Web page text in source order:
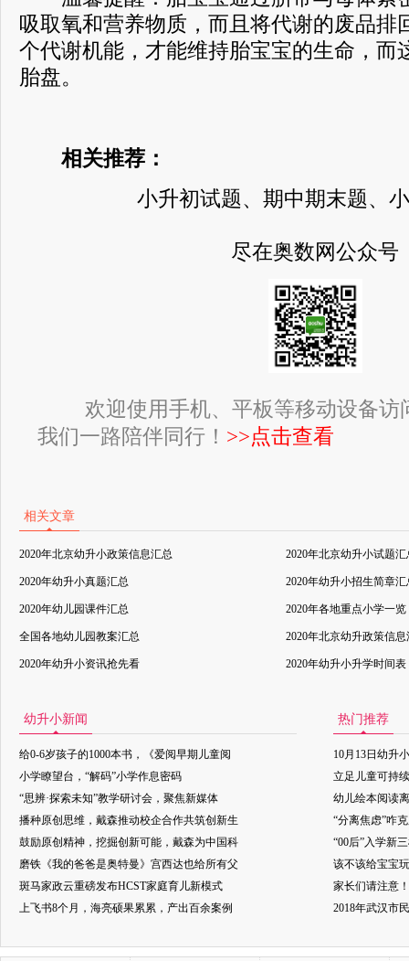
吸取氧和营养物质，而且将代谢的废品排
个代谢机能，才能维持胎宝宝的生命，而
胎盘。
相关推荐：
小升初试题、期中期末题、
尽在奥数网公众号
欢迎使用手机、平板等移动设备访
我们一路陪伴同行！ >>点击查看
相关文章
2020年北京幼升小政策信息汇总 2020年北京幼升小试题汇
2020年幼升小真题汇总 2020年幼升小招生简章汇
2020年幼儿园课件汇总 2020年各地重点小学一览
全国各地幼儿园教案汇总 2020年北京幼升政策信息
2020年幼升小资讯抢先看 2020年幼升小升学时间表
幼升小新闻
给0-6岁孩子的1000本书，《爱阅早期儿童阅
小学瞭望台，“解码”小学作息密码
“思辨·探索未知”教学研讨会，聚焦新媒体
播种原创思维，戴森推动校企合作共筑创新生
鼓励原创精神，挖掘创新可能，戴森为中国科
磨铁《我的爸爸是奥特曼》宫西达也给所有父
斑马家政云重磅发布HCST家庭育儿新模式
上飞书8个月，海亮硕果累累，产出百余案例
热门推荐
10月13日幼升
立足儿童可持
幼儿绘本阅读
“分离焦虑”咋
“00后”入学新
该不该给宝宝
家长们请注意
2018年武汉市